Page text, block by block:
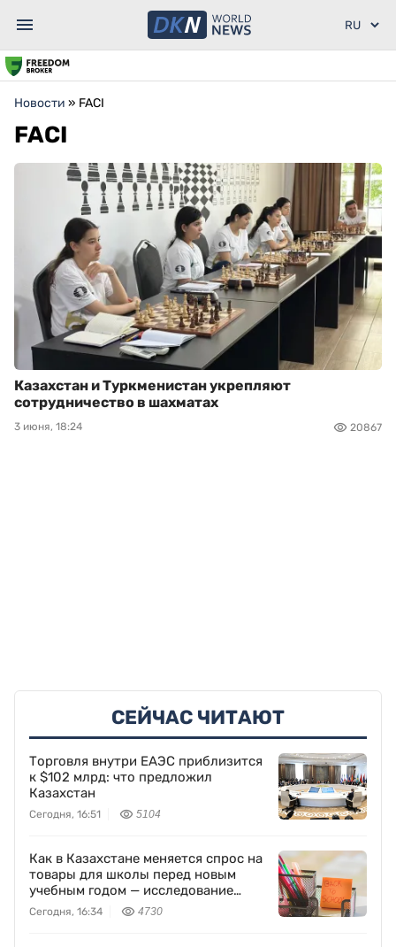
Новости » FACI
FACI
Казахстан и Туркменистан укрепляют
сотрудничество в шахматах
3 июня, 18:24 20867
СЕЙЧАС ЧИТАЮТ
Торговля внутри ЕАЭС приблизится
к $102 млрд: что предложил
Казахстан
Сегодня, 16:51 5104
Как в Казахстане меняется спрос на
товары для школы перед новым
учебным годом — исследование
Yandex Ads
Сегодня, 16:34 4730